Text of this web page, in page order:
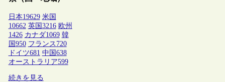
日本19629 米国
10662 英国3216 欧州
1426 カナダ1069 韓
国950 フランス 720
ドイツ681 中国638
オーストラリア599
続きを見る